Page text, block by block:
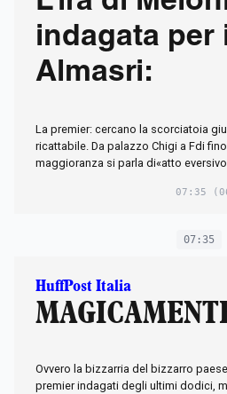
indagata per
Almasri:
La premier: cercano la scorciatoia
ricattabile. Da palazzo Chigi a Fdi
maggioranza si parla di«atto
07:35
07:35
HuffPost Italia
Ovvero la bizzarria del bizzarro
premier indagati degli ultimi dodici,